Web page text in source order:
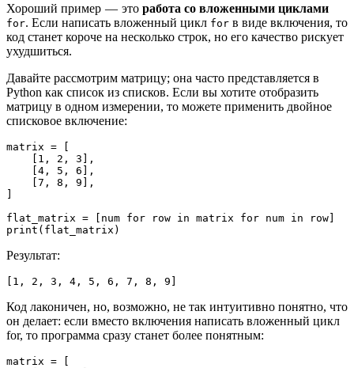
Хороший пример — это работа со вложенными циклами
for. Если написать вложенный цикл for в виде включения, то
код станет короче на несколько строк, но его качество рискует
ухудшиться.
Давайте рассмотрим матрицу; она часто представляется в
Python как список из списков. Если вы хотите отобразить
матрицу в одном измерении, то можете применить двойное
списковое включение:
matrix = [
]
flat_matrix = [num for row in matrix for num in row]
print(flat_matrix)
Результат:
[1, 2, 3, 4, 5, 6, 7, 8, 9]
Код лаконичен, но, возможно, не так интуитивно понятно, что
он делает: если вместо включения написать вложенный цикл
for, то программа сразу станет более понятным:
matrix = [